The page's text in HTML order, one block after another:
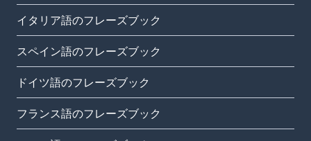
イタリア語のフレーズブック
スペイン語のフレーズブック
ドイツ語のフレーズブック
フランス語のフレーズブック